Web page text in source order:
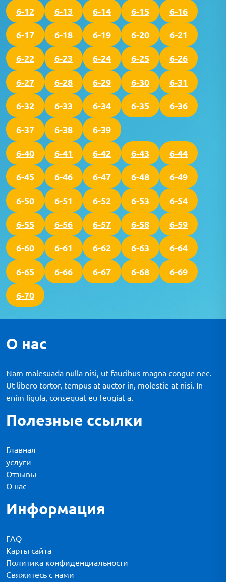
6-12 6-13 6-14 6-15 6-16
6-17 6-18 6-19 6-20 6-21
6-22 6-23 6-24 6-25 6-26
6-27 6-28 6-29 6-30 6-31
6-32 6-33 6-34 6-35 6-36
6-37 6-38 6-39
6-40 6-41 6-42 6-43 6-44
6-45 6-46 6-47 6-48 6-49
6-50 6-51 6-52 6-53 6-54
6-55 6-56 6-57 6-58 6-59
6-60 6-61 6-62 6-63 6-64
6-65 6-66 6-67 6-68 6-69
6-70
О нас
Nam malesuada nulla nisi, ut faucibus magna congue nec.
Ut libero tortor, tempus at auctor in, molestie at nisi. In
enim ligula, consequat eu feugiat a.
Полезные ссылки
Главная
услуги
Отзывы
О нас
Информация
FAQ
Карты сайта
Политика конфиденциальности
Свяжитесь с нами